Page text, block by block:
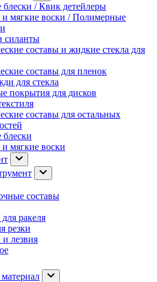
/ Квик детейлеры
и мягкие воски / Полимерные
силанты
составы и жидкие стекла для
составы для пленок
для стекла
покрытия для дисков
составы для остальных
мягкие воски
составы
ракеля
резки
лезвия